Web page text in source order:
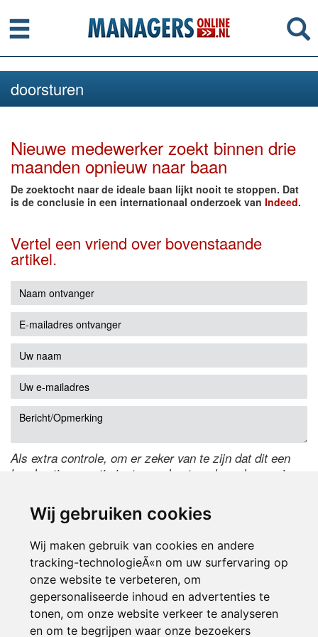
Wij gebruiken cookies
Wij maken gebruik van cookies en andere
tracking-technologieÃ«n om uw surfervaring op
onze website te verbeteren, om
gepersonaliseerde inhoud en advertenties te
tonen, om onze website verkeer te analyseren
en om te begrijpen waar onze bezoekers
Menu
doorsturen
Nieuwe medewerker zoekt binnen drie
maanden opnieuw naar baan
De zoektocht naar de ideale baan lijkt nooit te stoppen. Dat
is de conclusie in een internationaal onderzoek van Indeed.
Vertel een vriend over bovenstaande
artikel.
Als extra controle, om er zeker van te zijn dat dit een
handmatige reactie is, typ onderstaande code over in
de code te wijzigen.